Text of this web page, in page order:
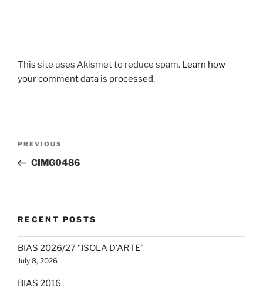
This site uses Akismet to reduce spam. Learn how
your comment data is processed.
Previous
Post
PREVIOUS
CIMG0486
RECENT POSTS
BIAS 2026/27 “ISOLA D’ARTE”
July 8, 2026
BIAS 2016